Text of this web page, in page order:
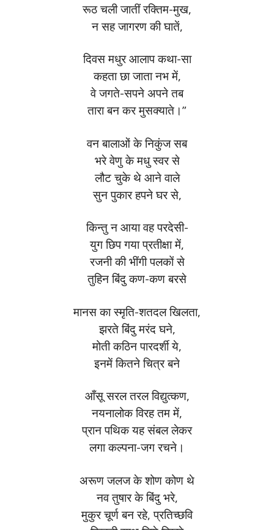
रूठ चली जातीं रक्तिम-मुख,
न सह जागरण की घातें,
दिवस मधुर आलाप कथा-सा
कहता छा जाता नभ में,
वे जगते-सपने अपने तब
तारा बन कर मुसक्याते।”
वन बालाओं के निकुंज सब
भरे वेणु के मधु स्वर से
लौट चुके थे आने वाले
सुन पुकार हपने घर से,
किन्तु न आया वह परदेसी-
युग छिप गया प्रतीक्षा में,
रजनी की भींगी पलकों से
तुहिन बिंदु कण-कण बरसे
मानस का स्मृति-शतदल खिलता,
झरते बिंदु मरंद घने,
मोती कठिन पारदर्शी ये,
इनमें कितने चित्र बने
आँसू सरल तरल विद्युत्कण,
नयनालोक विरह तम में,
प्रान पथिक यह संबल लेकर
लगा कल्पना-जग रचने।
अरूण जलज के शोण कोण थे
नव तुषार के बिंदु भरे,
मुकुर चूर्ण बन रहे, प्रतिच्छवि